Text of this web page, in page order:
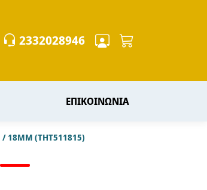
2332028946
ΕΠΙΚΟΙΝΩΝΙΑ
18MM (THT511815)